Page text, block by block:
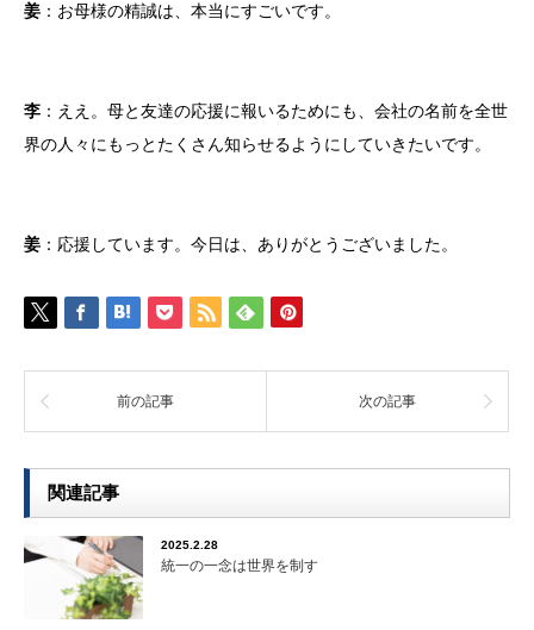
姜 ：お母様の精誠は、本当にすごいです。
李 ：ええ。母と友達の応援に報いるためにも、会社の名前を全世
界の人々にもっとたくさん知らせるようにしていきたいです。
姜 ：応援しています。今日は、ありがとうございました。
前の記事 次の記事
関連記事
2025.2.28
統一の一念は世界を制す